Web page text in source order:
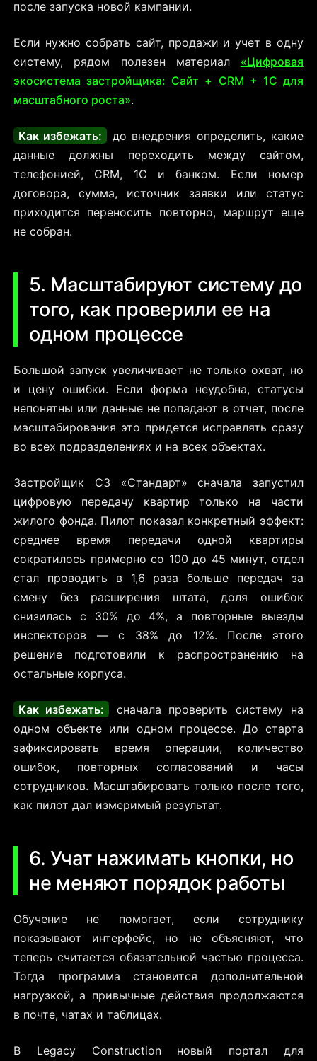
после запуска новой кампании.
Если нужно собрать сайт, продажи и учет в одну
систему, рядом полезен материал «Цифровая
экосистема застройщика: Сайт + CRM + 1С для
масштабного роста».
Как избежать:
до внедрения определить, какие
данные должны переходить между сайтом,
телефонией, CRM, 1С и банком. Если номер
договора, сумма, источник заявки или статус
приходится переносить повторно, маршрут еще
не собран.
5. Масштабируют систему до
того, как проверили ее на
одном процессе
Большой запуск увеличивает не только охват, но
и цену ошибки. Если форма неудобна, статусы
непонятны или данные не попадают в отчет, после
масштабирования это придется исправлять сразу
во всех подразделениях и на всех объектах.
Застройщик СЗ «Стандарт» сначала запустил
цифровую передачу квартир только на части
жилого фонда. Пилот показал конкретный эффект:
среднее время передачи одной квартиры
сократилось примерно со 100 до 45 минут, отдел
стал проводить в 1,6 раза больше передач за
смену без расширения штата, доля ошибок
снизилась с 30% до 4%, а повторные выезды
инспекторов — с 38% до 12%. После этого
решение подготовили к распространению на
остальные корпуса.
Как избежать:
сначала проверить систему на
одном объекте или одном процессе. До старта
зафиксировать время операции, количество
ошибок, повторных согласований и часы
сотрудников. Масштабировать только после того,
как пилот дал измеримый результат.
6. Учат нажимать кнопки, но
не меняют порядок работы
Обучение не помогает, если сотруднику
показывают интерфейс, но не объясняют, что
теперь считается обязательной частью процесса.
Тогда программа становится дополнительной
нагрузкой, а привычные действия продолжаются
в почте, чатах и таблицах.
В Legacy Construction новый портал для